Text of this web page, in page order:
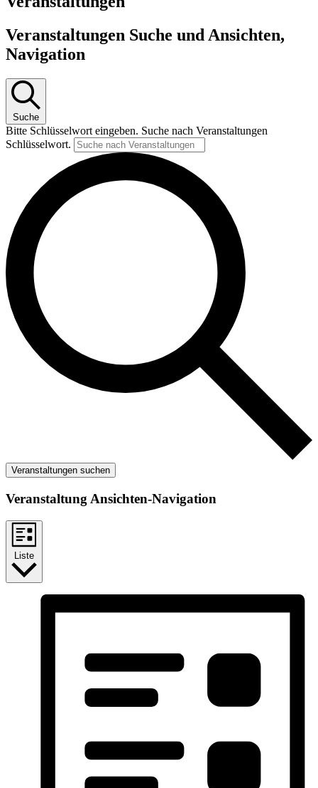
Veranstaltungen Suche und Ansichten,
Navigation
Suche
Bitte Schlüsselwort eingeben. Suche nach Veranstaltungen
Schlüsselwort.
Veranstaltungen suchen
Veranstaltung Ansichten-Navigation
Liste